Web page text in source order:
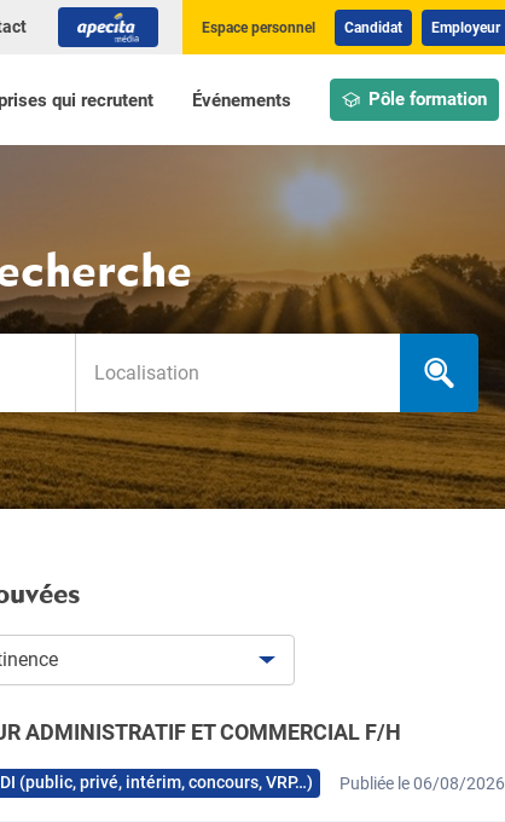
qui recrutent Événements Pôle formation
Espace personnel Candidat Employeur
ADMINISTRATIF ET COMMERCIAL F/H
(public, privé, intérim, concours, VRP…) Publiée le 06/08/2026